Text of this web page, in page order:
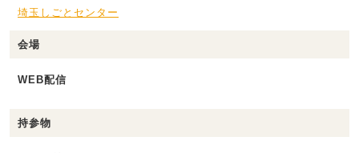
埼玉しごとセンター
会場
WEB配信
持参物